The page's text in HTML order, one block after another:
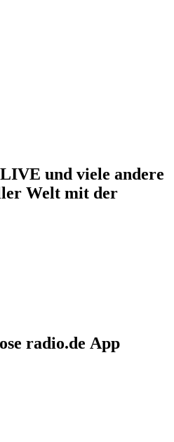
und viele andere
Welt mit der
radio.de App